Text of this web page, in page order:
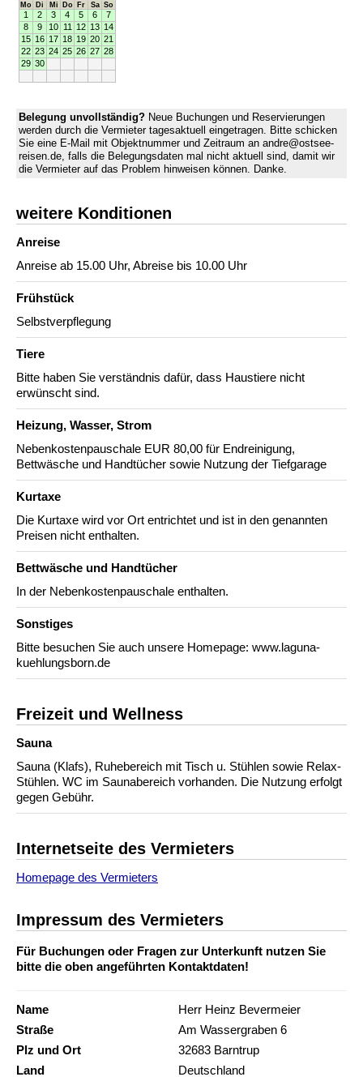
Mo Di Mi Do Fr Sa So
1 2 3 4 5 6
7
8
9 10 11 12 13 14
15 16 17 18 19 20 21
22 23 24 25 26 27 28
29 30
Belegung unvollständig? Neue Buchungen und Reservierungen
werden durch die Vermieter tagesaktuell eingetragen. Bitte schicken
Sie eine E-Mail mit Objektnummer und Zeitraum an andre@ostsee-
reisen.de, falls die Belegungsdaten mal nicht aktuell sind, damit wir
die Vermieter auf das Problem hinweisen können. Danke.
weitere Konditionen
Anreise
Anreise ab 15.00 Uhr, Abreise bis 10.00 Uhr
Frühstück
Selbstverpflegung
Tiere
Bitte haben Sie verständnis dafür, dass Haustiere nicht
erwünscht sind.
Heizung, Wasser, Strom
Nebenkostenpauschale EUR 80,00 für Endreinigung,
Bettwäsche und Handtücher sowie Nutzung der Tiefgarage
Kurtaxe
Die Kurtaxe wird vor Ort entrichtet und ist in den genannten
Preisen nicht enthalten.
Bettwäsche und Handtücher
In der Nebenkostenpauschale enthalten.
Sonstiges
Bitte besuchen Sie auch unsere Homepage: www.laguna-
kuehlungsborn.de
Freizeit und Wellness
Sauna
Sauna (Klafs), Ruhebereich mit Tisch u. Stühlen sowie Relax-
Stühlen. WC im Saunabereich vorhanden. Die Nutzung erfolgt
gegen Gebühr.
Internetseite des Vermieters
Homepage des Vermieters
Impressum des Vermieters
Für Buchungen oder Fragen zur Unterkunft nutzen Sie
bitte die oben angeführten Kontaktdaten!
Name
Herr Heinz Bevermeier
Straße
Am Wassergraben 6
Plz und Ort
32683 Barntrup
Land
Deutschland